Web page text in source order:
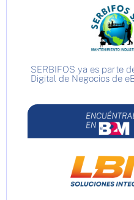
SERBIFOS ya es parte
Digital de Negocios de